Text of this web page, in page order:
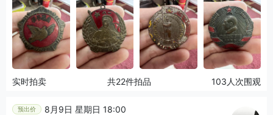
实时拍卖 共22件拍品 103人次围观
预出价
8月9日 星期日 18:00